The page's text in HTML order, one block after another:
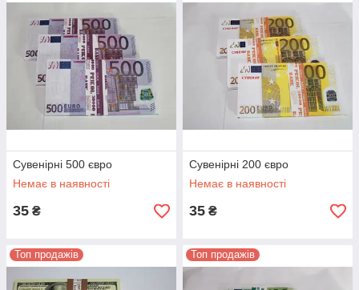
Сувенірні 500 євро
Немає в наявності
35 ₴
Сувенірні 200 євро
Немає в наявності
35 ₴
Топ продажів Топ продажів